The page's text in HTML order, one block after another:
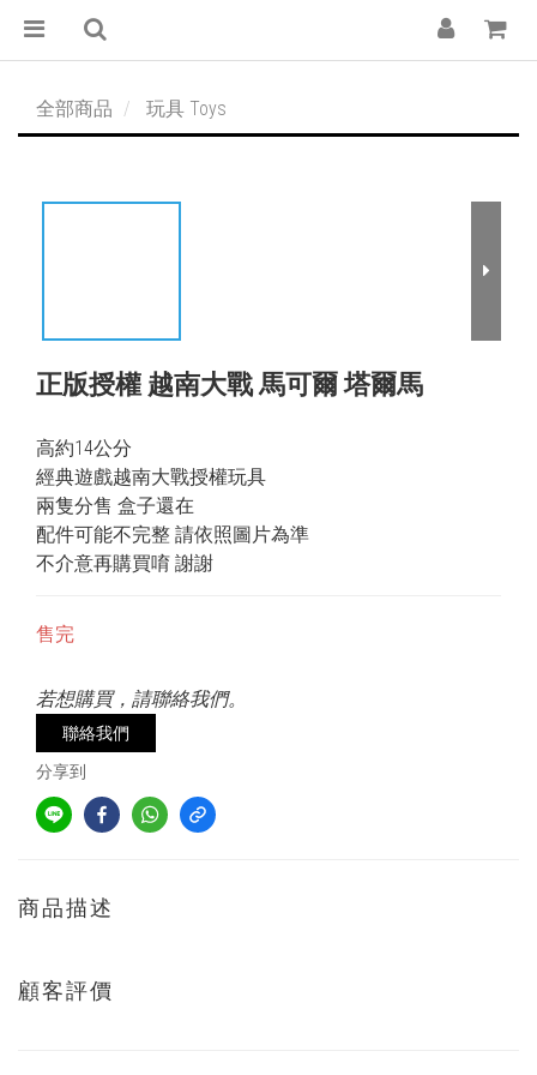
全部商品 玩具 Toys
正版授權 越南大戰 馬可爾 塔爾馬
高約14公分
經典遊戲越南大戰授權玩具
兩隻分售 盒子還在
配件可能不完整 請依照圖片為準
不介意再購買唷 謝謝
售完
若想購買，請聯絡我們。
聯絡我們
分享到
商品描述
顧客評價